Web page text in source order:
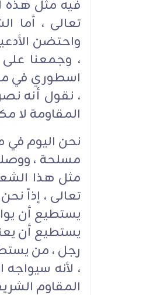
فيه مثل هذه
تعالى ، أما
واحتضن
، وجمعنا على
اسطوري في
، نقول أنه
المقاومة لا
نحن اليوم
مسلحة ،
مثل هذا
تعالى ، إذاً
يستطيع أن
يستطيع أن
رجل ، من
، لأنه
المقاوم